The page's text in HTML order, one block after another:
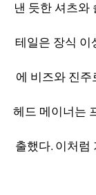
낸 듯한 셔츠와
테일은 장식 이
에 비즈와 진주
헤드 메이너는
출했다. 이처럼